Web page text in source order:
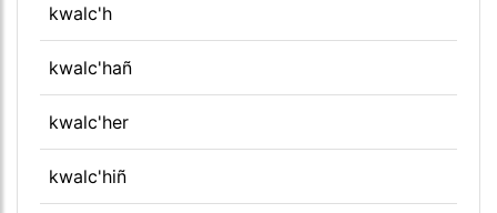
kwalc'h
kwalc'hañ
kwalc'her
kwalc'hiñ